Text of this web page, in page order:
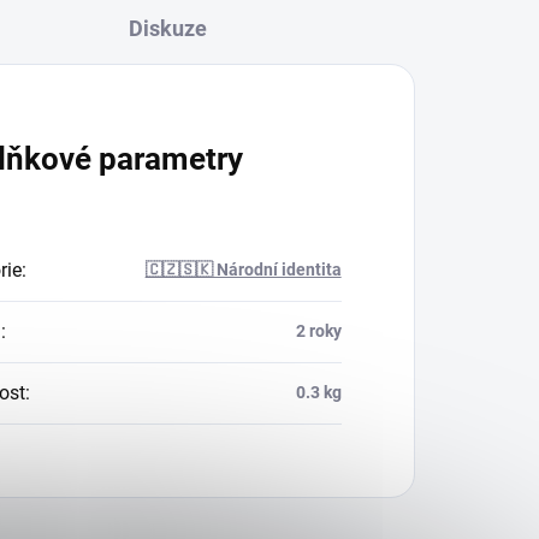
Diskuze
parametry
: 🇨🇿🇸🇰 Národní identita
: 2 roky
: 0.3 kg